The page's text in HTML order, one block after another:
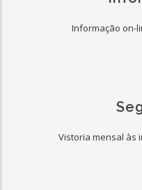
Informação on-
Vistoria mensal às